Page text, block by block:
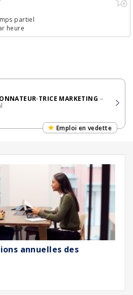
partiel
heure
MARKETING –
Emploi en vedette
annuelles des